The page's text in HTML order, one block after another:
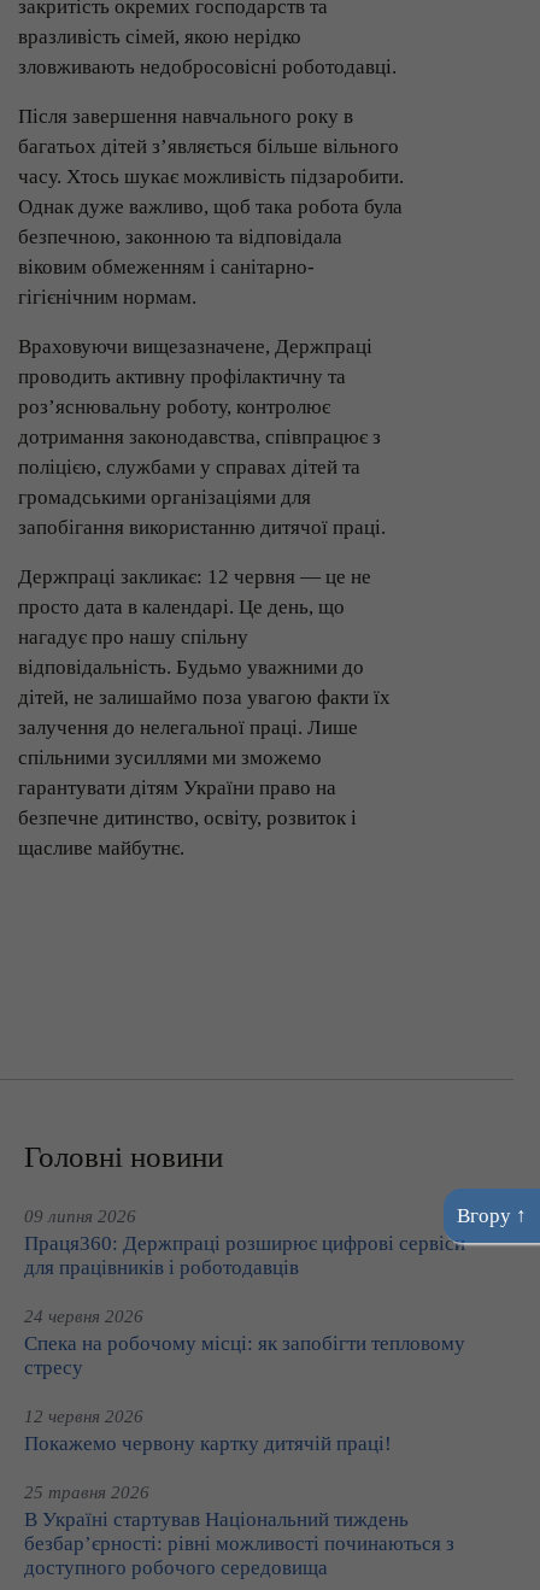
закритість окремих господарств та
вразливість сімей, якою нерідко
зловживають недобросовісні роботодавці.
Після завершення навчального року в
багатьох дітей з’являється більше вільного
часу. Хтось шукає можливість підзаробити.
Однак дуже важливо, щоб така робота була
безпечною, законною та відповідала
віковим обмеженням і санітарно-
гігієнічним нормам.
Враховуючи вищезазначене, Держпраці
проводить активну профілактичну та
роз’яснювальну роботу, контролює
дотримання законодавства, співпрацює з
поліцією, службами у справах дітей та
громадськими організаціями для
запобігання використанню дитячої праці.
Держпраці закликає: 12 червня — це не
просто дата в календарі. Це день, що
нагадує про нашу спільну
відповідальність. Будьмо уважними до
дітей, не залишаймо поза увагою факти їх
залучення до нелегальної праці. Лише
спільними зусиллями ми зможемо
гарантувати дітям України право на
безпечне дитинство, освіту, розвиток і
щасливе майбутнє.
Головні новини
09 липня 2026
Праця360: Держпраці розширює цифрові сервіси
для працівників і роботодавців
24 червня 2026
Спека на робочому місці: як запобігти тепловому
стресу
12 червня 2026
Покажемо червону картку дитячій праці!
25 травня 2026
В Україні стартував Національний тиждень
безбар’єрності: рівні можливості починаються з
доступного робочого середовища
Вгору ↑